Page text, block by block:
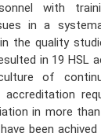
with
in a
the quality
in 19 HSL
of
in more
been